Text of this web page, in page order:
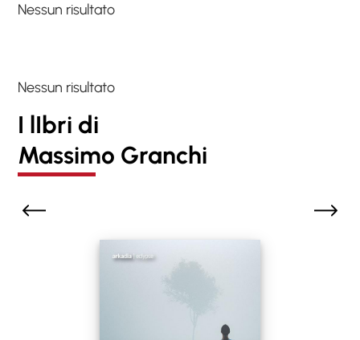
Nessun risultato
Nessun risultato
I lIbri di
Massimo Granchi